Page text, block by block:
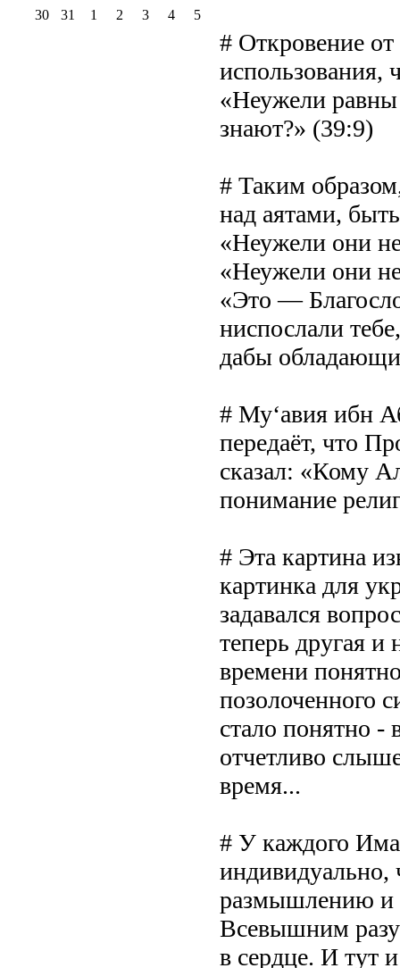
# Откровение
использования,
«Неужели равны
знают?» (39:9)
# Таким
над аятами,
«Неужели они
«Неужели они
«Это —
ниспослали
дабы
# Му‘авия ибн
передаёт, что
сказал: «Кому
понимание
# Эта картина
картинка для
задавался
теперь другая
времени
позолоченного
стало понятно -
отчетливо
время...
# У каждого
индивидуально,
размышлению и
Всевышним
в сердце. И тут
30
31 1 2 3 4 5